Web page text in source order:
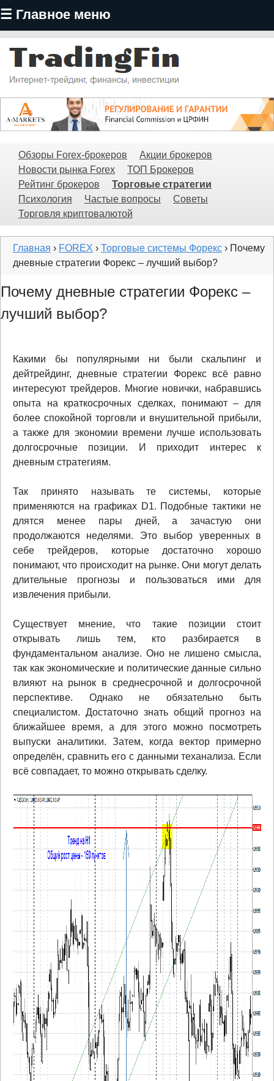
☰ Главное меню
Перейти
основному
содержанию
TradingFin
Обзоры Forex-брокеров
Акции брокеров
Новости рынка Forex
ТОП Брокеров
Рейтинг брокеров
Торговые стратегии
Психология
Частые вопросы
Советы
Торговля криптовалютой
Главная › FOREX › Торговые системы Форекс › Почему
дневные стратегии Форекс – лучший выбор?
Почему дневные стратегии Форекс –
лучший выбор?
Какими бы популярными ни были скальпинг и
дейтрейдинг, дневные стратегии Форекс всё равно
интересуют трейдеров. Многие новички, набравшись
опыта на краткосрочных сделках, понимают – для
более спокойной торговли и внушительной прибыли,
а также для экономии времени лучше использовать
долгосрочные позиции. И приходит интерес к
дневным стратегиям.
Так принято называть те системы, которые
применяются на графиках D1. Подобные тактики не
длятся менее пары дней, а зачастую они
продолжаются неделями. Это выбор уверенных в
себе трейдеров, которые достаточно хорошо
понимают, что происходит на рынке. Они могут делать
длительные прогнозы и пользоваться ими для
извлечения прибыли.
Существует мнение, что такие позиции стоит
открывать лишь тем, кто разбирается в
фундаментальном анализе. Оно не лишено смысла,
так как экономические и политические данные сильно
влияют на рынок в среднесрочной и долгосрочной
перспективе. Однако не обязательно быть
специалистом. Достаточно знать общий прогноз на
ближайшее время, а для этого можно посмотреть
выпуски аналитики. Затем, когда вектор примерно
определён, сравнить его с данными теханализа. Если
всё совпадает, то можно открывать сделку.